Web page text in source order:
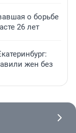
о борьбе
26 лет
жен без